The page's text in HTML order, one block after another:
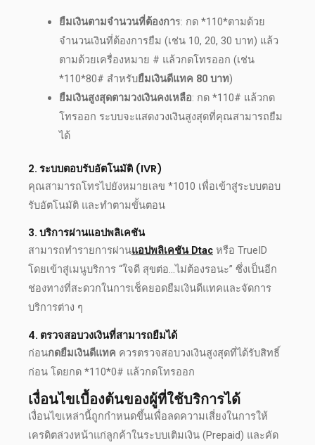
ยืมเงินตามจำนวนที่ต้องการ: กด *110*ตามด้วย
จำนวนเงินที่ต้องการยืม (เช่น 10, 20, 30 บาท) แล้ว
ตามด้วยเครื่องหมาย # แล้วกดโทรออก (เช่น
*110*80# สำหรับยืมเงินดีแทค 80 บาท)
ยืมเงินสูงสุดตามวงเงินคงเหลือ: กด *110# แล้วกด
โทรออก ระบบจะแสดงวงเงินสูงสุดที่คุณสามารถยืม
ได้
2. ระบบตอบรับอัตโนมัติ (IVR)
คุณสามารถโทรไปยังหมายเลข *1010 เพื่อเข้าสู่ระบบตอบ
รับอัตโนมัติ และทำตามขั้นตอน
3. บริการผ่านแอปพลิเคชัน
สามารถทำรายการผ่านแอปพลิเคชัน Dtac หรือ TrueID
โดยเข้าสู่เมนูบริการ “ใจดี สุขต่อ…ไม่ต้องรอนะ” ซึ่งเป็นอีก
ช่องทางที่สะดวกในการเช็คยอดยืมเงินดีแทคและจัดการ
บริการต่าง ๆ
4. ตรวจสอบวงเงินที่สามารถยืมได้
ก่อนกดยืมเงินดีแทค ควรตรวจสอบวงเงินสูงสุดที่ได้รับสิทธิ์
ก่อน โดยกด *110*0# แล้วกดโทรออก
เงื่อนไขเบื้องต้นของผู้ที่ใช้บริการได้
เงื่อนไขเหล่านี้ถูกกำหนดขึ้นเพื่อลดความเสี่ยงในการให้
เครดิตล่วงหน้าแก่ลูกค้าในระบบเติมเงิน (Prepaid) และคัด